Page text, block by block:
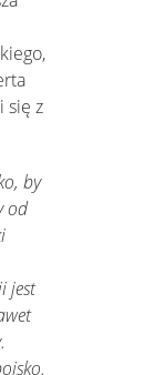
się z
by
od
jest